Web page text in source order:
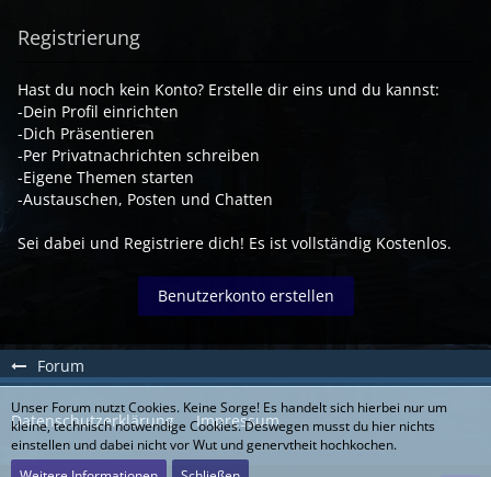
Forum
Registrierung
Hast du noch kein Konto? Erstelle dir eins und du kannst:
-Dein Profil einrichten
-Dich Präsentieren
-Per Privatnachrichten schreiben
-Eigene Themen starten
-Austauschen, Posten und Chatten
Sei dabei und Registriere dich! Es ist vollständig Kostenlos.
Benutzerkonto erstellen
Datenschutzerklärung Impressum
Unser Forum nutzt Cookies. Keine Sorge! Es handelt sich hierbei nur um
kleine, technisch notwendige Cookies. Deswegen musst du hier nichts
einstellen und dabei nicht vor Wut und genervtheit hochkochen.